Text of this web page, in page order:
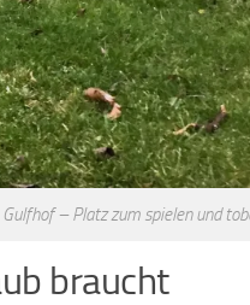
– Platz zum spielen und
braucht